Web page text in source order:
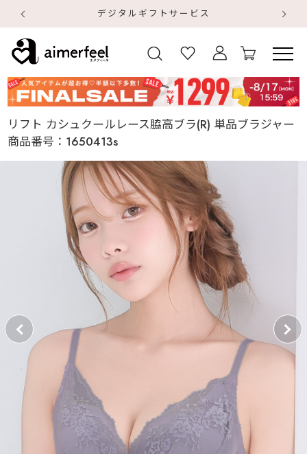
デジタルギフトサービス
リフト カシュクールレース脇高ブラ(R) 単品ブラジャー
商品番号： 1650413s